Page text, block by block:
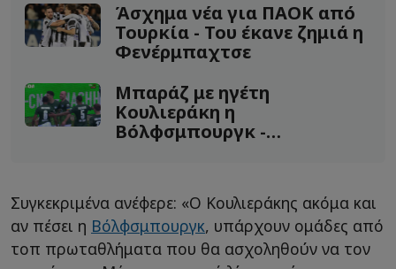
Άσχημα νέα για ΠΑΟΚ από
Τουρκία - Του έκανε ζημιά η
Φενέρμπαχτσε
Μπαράζ με ηγέτη
Κουλιεράκη η
Βόλφσμπουργκ -
Συγκεκριμένα ανέφερε: «Ο Κουλιεράκης ακόμα και
αν πέσει η Βόλφσμπουργκ, υπάρχουν ομάδες από
τοπ πρωταθλήματα που θα ασχοληθούν να τον